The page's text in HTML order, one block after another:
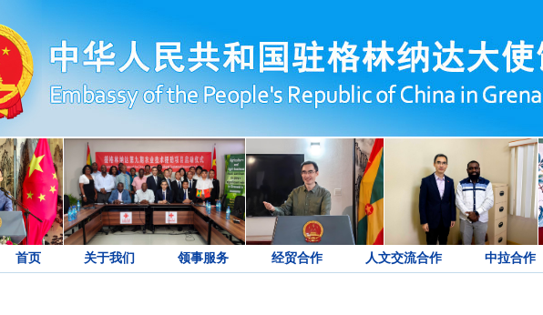
首页 关于我们 领事服务 经贸合作 人文交流合作 中拉合作